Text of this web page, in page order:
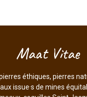
Maat Vitae
éthiques, pierres
issue·s de mines